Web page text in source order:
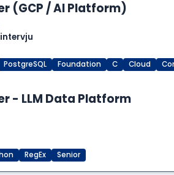
(GCP / AI Platform)
PostgreSQL Foundation C Cloud
- LLM Data Platform
RegEx Senior